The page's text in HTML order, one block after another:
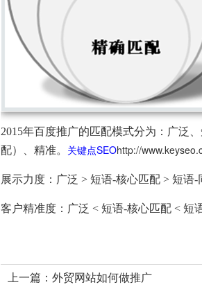
2015年百度推广的匹配模式分为：广泛
配）、精准。 关键点SEOhttp://
展示力度：广泛 > 短语-核心匹配 > 短语
客户精准度：广泛 < 短语-核心匹配 < 短
上一篇： 外贸网站如何做推广